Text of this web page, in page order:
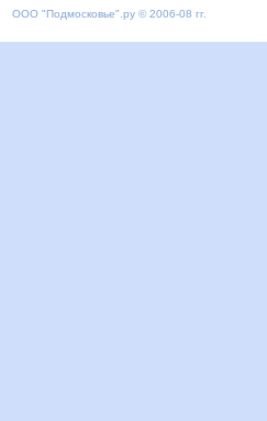
ООО "Подмосковье" .ру © 2006-08 гг.